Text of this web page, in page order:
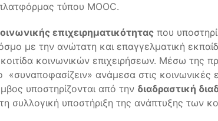
τύπου MOOC.
επιχειρηματικότητας που
με την ανώτατη και επαγγελματική
κοινωνικών επιχειρήσεων. Μέσω της
ανάμεσα στις κοινωνικές
υποστηρίζονται από την διαδραστική
συλλογική υποστήριξη της ανάπτυξης των